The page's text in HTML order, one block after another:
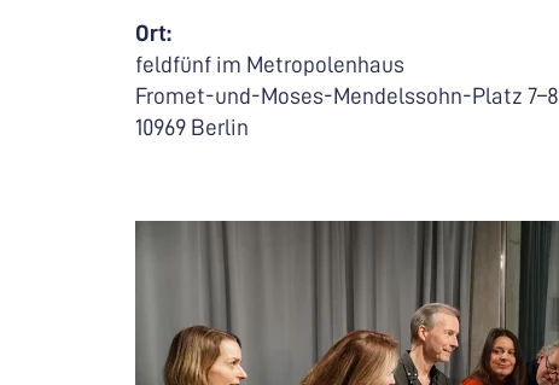
Ort:
feldfünf im Metropolenhaus
Fromet-und-Moses-Mendelssohn-Platz 7–8
10969 Berlin